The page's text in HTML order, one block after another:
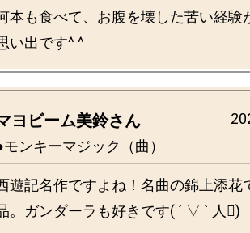
本も食べて、お腹を壊した苦い経験
ヨビーム美鈴さん
モンキーマジック（曲）
遊記名作ですよね！名曲の錦上添花